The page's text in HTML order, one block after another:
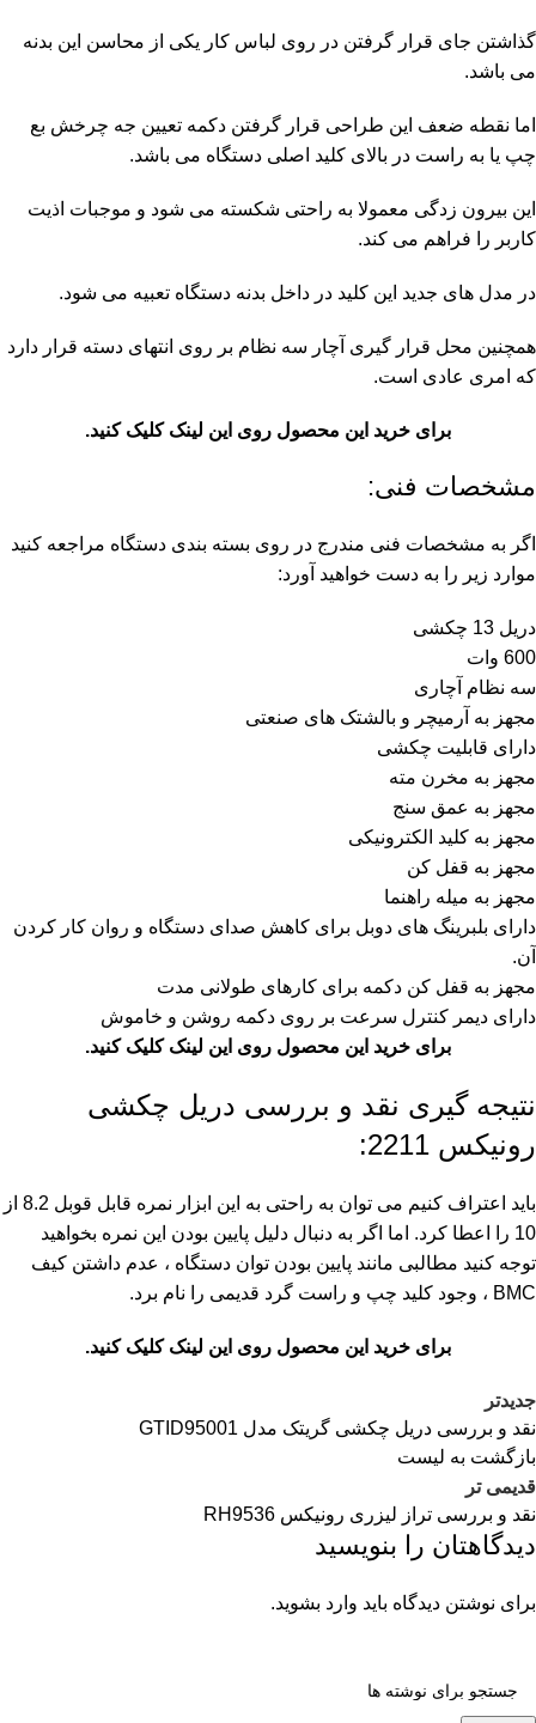
گذاشتن جای قرار گرفتن در روی لباس کار یکی از محاسن این بدنه
می باشد.
اما نقطه ضعف این طراحی قرار گرفتن دکمه تعیین جه چرخش بع
چپ یا به راست در بالای کلید اصلی دستگاه می باشد.
این بیرون زدگی معمولا به راحتی شکسته می شود و موجبات اذیت
کاربر را فراهم می کند.
در مدل های جدید این کلید در داخل بدنه دستگاه تعبیه می شود.
همچنین محل قرار گیری آچار سه نظام بر روی انتهای دسته قرار دارد
که امری عادی است.
برای خرید این محصول روی این لینک کلیک کنید.
مشخصات فنی:
اگر به مشخصات فنی مندرج در روی بسته بندی دستگاه مراجعه کنید
موارد زیر را به دست خواهید آورد:
دریل 13 چکشی
600 وات
سه نظام آچاری
مجهز به آرمیچر و بالشتک های صنعتی
دارای قابلیت چکشی
مجهز به مخرن مته
مجهز به عمق سنج
مجهز به کلید الکترونیکی
مجهز به قفل کن
مجهز به میله راهنما
دارای بلبرینگ های دوبل برای کاهش صدای دستگاه و روان کار کردن
آن.
مجهز به قفل کن دکمه برای کارهای طولانی مدت
دارای دیمر کنترل سرعت بر روی دکمه روشن و خاموش
برای خرید این محصول روی این لینک کلیک کنید.
نتیجه گیری نقد و بررسی دریل چکشی
رونیکس 2211:
باید اعتراف کنیم می توان به راحتی به این ابزار نمره قابل قوبل 8.2 از
10 را اعطا کرد. اما اگر به دنبال دلیل پایین بودن این نمره بخواهید
توجه کنید مطالبی مانند پایین بودن توان دستگاه ، عدم داشتن کیف
BMC ، وجود کلید چپ و راست گرد قدیمی را نام برد.
برای خرید این محصول روی این لینک کلیک کنید.
جدیدتر
نقد و بررسی دریل چکشی گریتک مدل GTID95001
بازگشت به لیست
قدیمی تر
نقد و بررسی تراز لیزری رونیکس RH9536
دیدگاهتان را بنویسید
برای نوشتن دیدگاه باید وارد بشوید.